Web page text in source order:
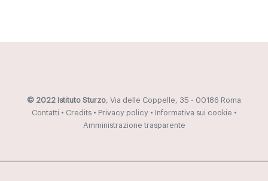
© 2022 Istituto Sturzo, Via delle Coppelle, 35 - 00186 Roma
Contatti • Credits• Privacy policy• Informativa sui cookie •
Amministrazione trasparente